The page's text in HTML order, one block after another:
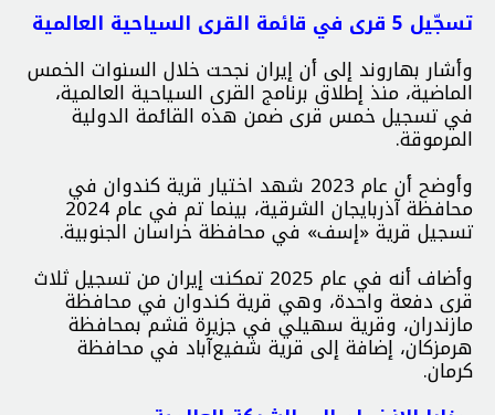
تسجّيل 5 قرى في قائمة القرى السياحية العالمية
وأشار بهاروند إلى أن إيران نجحت خلال السنوات الخمس
الماضية، منذ إطلاق برنامج القرى السياحية العالمية،
في تسجيل خمس قرى ضمن هذه القائمة الدولية
المرموقة.
وأوضح أن عام 2023 شهد اختيار قرية کندوان في
محافظة آذربايجان الشرقية، بينما تم في عام 2024
تسجيل قرية «إسف» في محافظة خراسان الجنوبية.
وأضاف أنه في عام 2025 تمكنت إيران من تسجيل ثلاث
قرى دفعة واحدة، وهي قرية كندوان في محافظة
مازندران، وقرية سهیلي في جزيرة قشم بمحافظة
هرمزكان، إضافة إلى قرية شفیع‌آباد في محافظة
كرمان.